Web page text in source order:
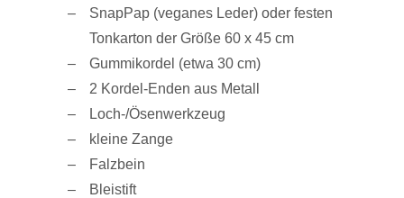
SnapPap (veganes Leder) oder festen
Tonkarton der Größe 60 x 45 cm
Gummikordel (etwa 30 cm)
2 Kordel-Enden aus Metall
Loch-/Ösenwerkzeug
kleine Zange
Falzbein
Bleistift